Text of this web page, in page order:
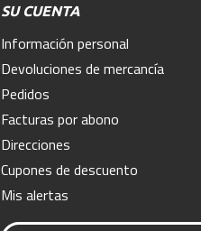
SU CUENTA
Información personal
Devoluciones de mercancía
Pedidos
Facturas por abono
Direcciones
Cupones de descuento
Mis alertas